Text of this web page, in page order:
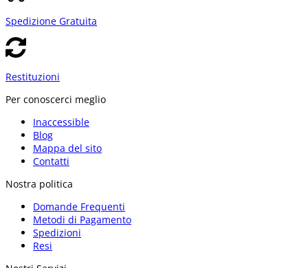
Spedizione Gratuita
Restituzioni
Per conoscerci meglio
Inaccessible
Blog
Mappa del sito
Contatti
Nostra politica
Domande Frequenti
Metodi di Pagamento
Spedizioni
Resi